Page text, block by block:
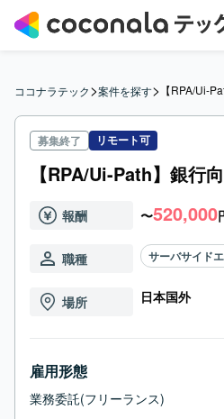
ココナラテック>案件を探す> 【RPA/Ui-
募集終了 リモート可
【RPA/Ui-Path】銀行
報酬 〜520,000
職種 サーバサイド
場所 日本国外
雇用形態
業務委託(フリーランス)